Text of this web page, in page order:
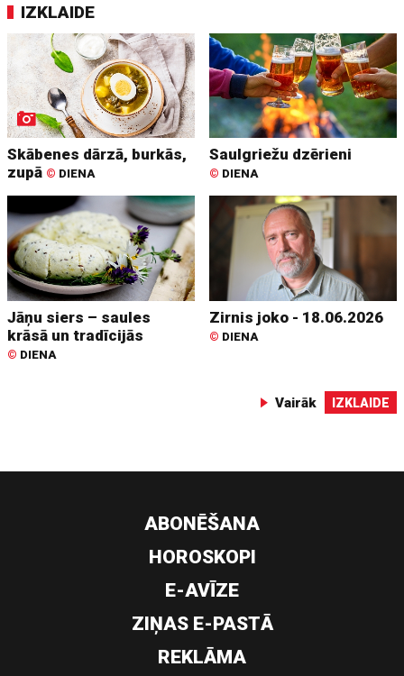
IZKLAIDE
Skābenes dārzā, burkās,
zupā © DIENA
Saulgriežu dzērieni
© DIENA
Jāņu siers – saules
krāsā un tradīcijās
© DIENA
Zirnis joko - 18.06.2026
© DIENA
Vairāk IZKLAIDE
ABONĒŠANA
HOROSKOPI
E-AVĪZE
ZIŅAS E-PASTĀ
REKLĀMA